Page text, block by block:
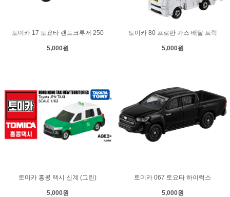
토미카 17 도요타 랜드크루저 250
5,000원
토미카 80 프로판 가스 배달 트럭
5,000원
토미카 홍콩 택시 신계 (그린)
5,000원
토미카 067 토요타 하이럭스
5,000원